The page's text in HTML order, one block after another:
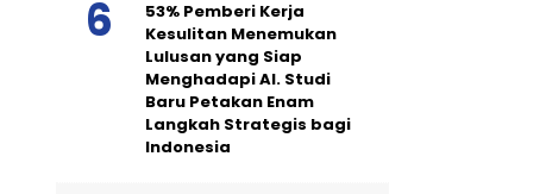
53% Pemberi Kerja
Kesulitan Menemukan
Lulusan yang Siap
Menghadapi AI. Studi
Baru Petakan Enam
Langkah Strategis bagi
Indonesia